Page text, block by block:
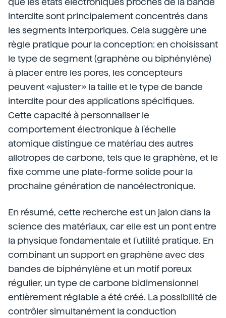
interdite sont principalement concentrés dans
les segments interporiques. Cela suggère une
règle pratique pour la conception: en choisissant
le type de segment (graphène ou biphénylène)
à placer entre les pores, les concepteurs
peuvent «ajuster» la taille et le type de bande
interdite pour des applications spécifiques.
Cette capacité à personnaliser le
comportement électronique à l'échelle
atomique distingue ce matériau des autres
allotropes de carbone, tels que le graphène, et le
fixe comme une plate-forme solide pour la
prochaine génération de nanoélectronique.
En résumé, cette recherche est un jalon dans la
science des matériaux, car elle est un pont entre
la physique fondamentale et l'utilité pratique. En
combinant un support en graphène avec des
bandes de biphénylène et un motif poreux
régulier, un type de carbone bidimensionnel
entièrement réglable a été créé. La possibilité de
contrôler simultanément la conduction